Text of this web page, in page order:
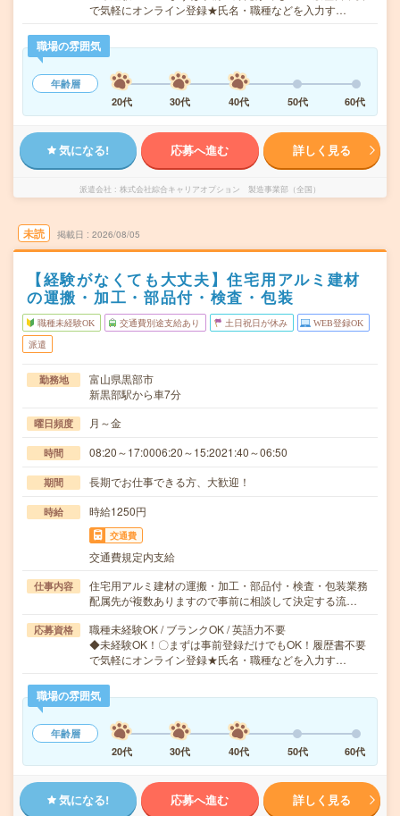
で気軽にオンライン登録★氏名・職種などを入力す…
職場の雰囲気
年齢層
20代
30代 40代 50代 60代
気になる! 応募へ進む 詳しく見る
派遣会社 株式会社綜合キャリアオプション 製造事業部（全国）
未読 掲載日 2026/08/05
【経験がなくても大丈夫】住宅用アルミ建材
の運搬・加工・部品付・検査・包装
職種未経験OK 交通費別途支給あり 土日祝日が休み WEB登録OK
派遣
勤務地
富山県黒部市
新黒部駅から車7分
曜日頻度 月～金
時間 08:20～17:0006:20～15:2021:40～06:50
期間 長期でお仕事できる方、大歓迎！
時給 時給1250円
交通費
交通費規定内支給
仕事内容
住宅用アルミ建材の運搬・加工・部品付・検査・包装業務
配属先が複数ありますので事前に相談して決定する流…
応募資格
職種未経験OK / ブランクOK / 英語力不要
◆未経験OK！〇まずは事前登録だけでもOK！履歴書不要
で気軽にオンライン登録★氏名・職種などを入力す…
職場の雰囲気
年齢層
20代
30代 40代 50代 60代
気になる! 応募へ進む 詳しく見る